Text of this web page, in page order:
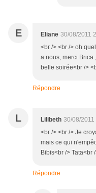
E Eliane 30/08/2011
<br /> <br /> oh
a nous, merci Brica
belle soirée<br />
Répondre
L Lilibeth 30/08/2011
<br /> <br /> Je
mais ce qui
Bibis<br /> Tata<br
Répondre